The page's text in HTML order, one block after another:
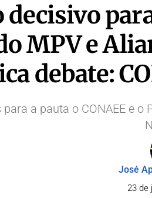
MPV e
debate:
a pauta o CONAEE e
José
23 de